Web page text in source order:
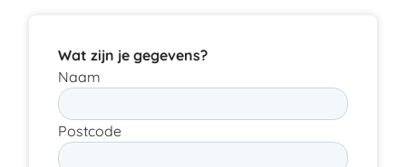
Wat zijn je gegevens?
Naam
Postcode